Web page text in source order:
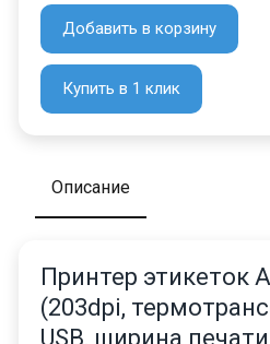
Добавить в корзину
Купить в 1 клик
Описание
Принтер этикеток
(203dpi,
USB, ширина